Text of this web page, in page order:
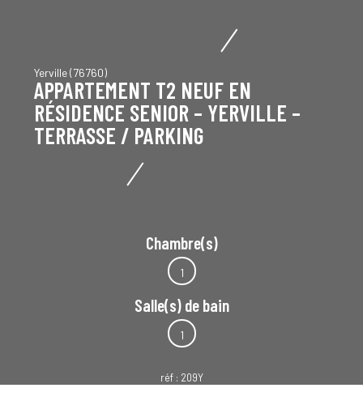
Yerville (76760)
APPARTEMENT T2 NEUF EN
RÉSIDENCE SENIOR – YERVILLE –
TERRASSE / PARKING
Chambre(s)
1
Salle(s) de bain
1
réf : 209Y